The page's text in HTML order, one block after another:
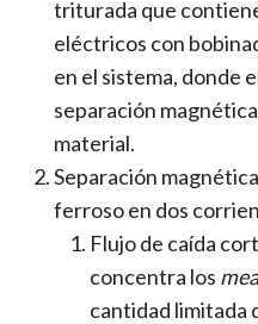
triturada que
eléctricos con
en el sistema, donde
separación
material.
Separación
ferroso en dos
Flujo de caída
concentra los
cantidad limitada